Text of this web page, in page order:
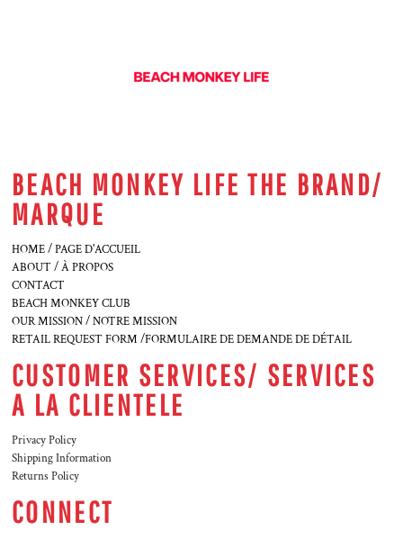
BEACH MONKEY LIFE THE BRAND/
MARQUE
HOME / PAGE D'ACCUEIL
ABOUT / À PROPOS
CONTACT
BEACH MONKEY CLUB
OUR MISSION / NOTRE MISSION
RETAIL REQUEST FORM /FORMULAIRE DE DEMANDE DE DÉTAIL
CUSTOMER SERVICES/ SERVICES
A LA CLIENTELE
Privacy Policy
Shipping Information
Returns Policy
CONNECT